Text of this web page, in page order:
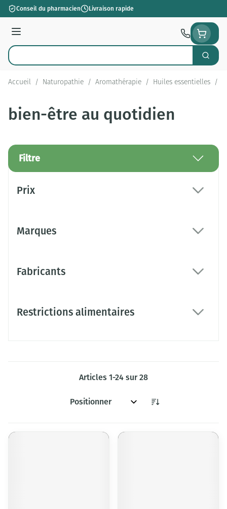
Aller au contenu
Conseil du pharmacien Livraison rapide
Menu
Rechercher
Accueil / Naturopathie / Aromathérapie / Huiles essentielles /
bien-être au quotidien
Filtre
Prix
Marques
Fabricants
Restrictions alimentaires
Articles 1-24 sur28
Trier par: